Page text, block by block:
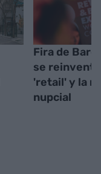
Fira de
se
'retail' y la
nupcial